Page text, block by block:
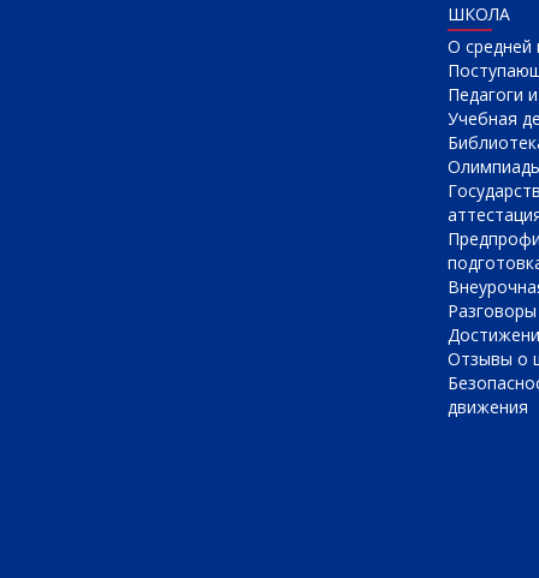
ШКОЛА
О cредней
Педагоги
Учебная
Отзывы о
движения